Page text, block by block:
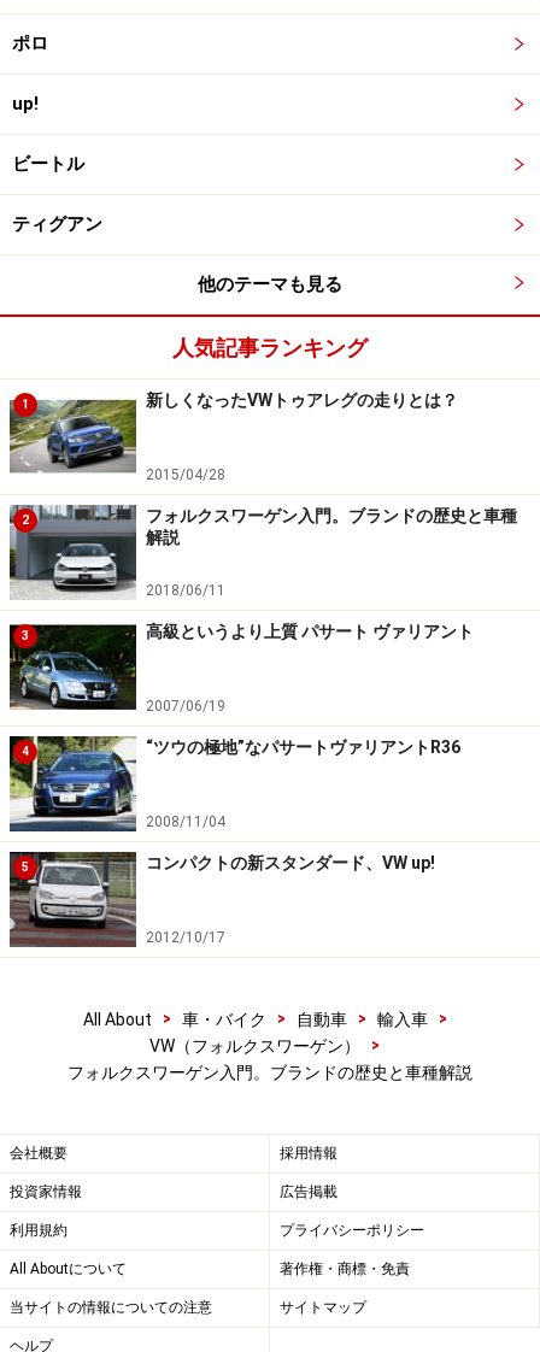
クルマという意味だが、その名にふさわしいクルマ造り
を続けている。
モデルラインナップは”実用一点張り”
ンドのような趣味領域に入るモデルはほとんど企画され
ない。日本に導入されているモデルラインナップを見て
SUV、と、実用一点張り。しかも、全てがいたって真面
目なスタイリングで、遊び心があると言えばせいぜ
い“ザ・ビートル”くらい（それにしたって、現行モデル
で販売終了らしい）。今や、プレミアムブランドのM・
ベンツやBMWのほうが、車種展開が多い。
人気の中心は、やはりゴルフとポロのハッチバックモデ
ル。日本では特にそうだ。ヨーロッパやアメリカでは、
ミドルクラスサルーン＆ワゴンのパサート人気も高い。
人気の中心、コンパクトハッチ
３サイズのハッチバックを用意する。小さいモデルから
順に、アップ! 、ポロ、ゴルフだ。
コンパクトな5ドアハッチバックのポロ。現行の６世代目は
従来より大きくなり3ナンバー化、スタイルはワイド&ローと
された
市場向きのモデルだと思う。特に若い世代にはオスス
メ。ゴルフにはない、スポーティな走りを楽しむことが
できる。
FFの2ボックスパッケージをもつ、全長約3.5mのシティコミ
ューター、アップ! 。3気筒1Lエンジンにシングルクラッチト
ランスミッションを組み合わせる
アップ! は、最も小さいモデルながら、乗り手を選ぶ。シ
ングルクラッチの2ペダルトランスミッションをスムー
スに走らせるためには、ちょっとしたコツがいるから
ポロ
up!
ビートル
ティグアン
他のテーマも見る
人気記事ランキング
1 新しくなったVWトゥアレグの走りとは？
2015/04/28
2
フォルクスワーゲン入門。ブランドの歴史と車種
解説
2018/06/11
3 高級というより上質 パサート ヴァリアント
2007/06/19
4 “ツウの極地”なパサートヴァリアントR36
2008/11/04
5 コンパクトの新スタンダード、VW up!
2012/10/17
All About > 車・バイク > 自動車 > 輸入車
>
VW（フォルクスワーゲン）
>
フォルクスワーゲン入門。ブランドの歴史と車種解説
会社概要 採用情報
投資家情報 広告掲載
利用規約 プライバシーポリシー
All Aboutについて 著作権・商標・免責
当サイトの情報についての注意 サイトマップ
ヘルプ